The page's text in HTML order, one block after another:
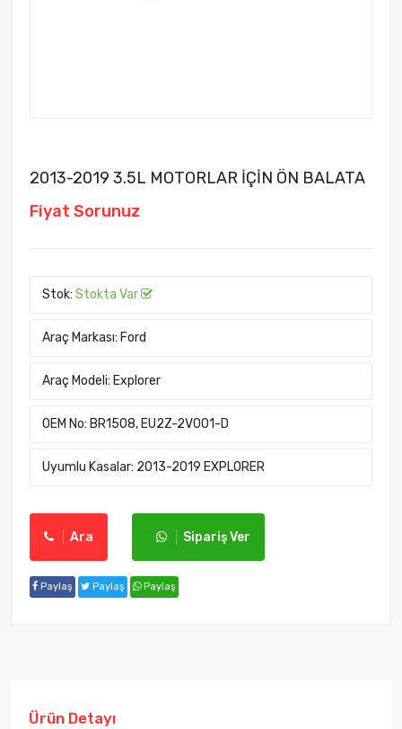
2013-2019 3.5L MOTORLAR İÇİN ÖN BALATA
Fiyat Sorunuz
Stok: Stokta Var
Araç Markası: Ford
Araç Modeli: Explorer
OEM No: BR1508, EU2Z-2V001-D
Uyumlu Kasalar: 2013-2019 EXPLORER
Ara Sipariş Ver
Paylaş Paylaş Paylaş
Ürün Detayı